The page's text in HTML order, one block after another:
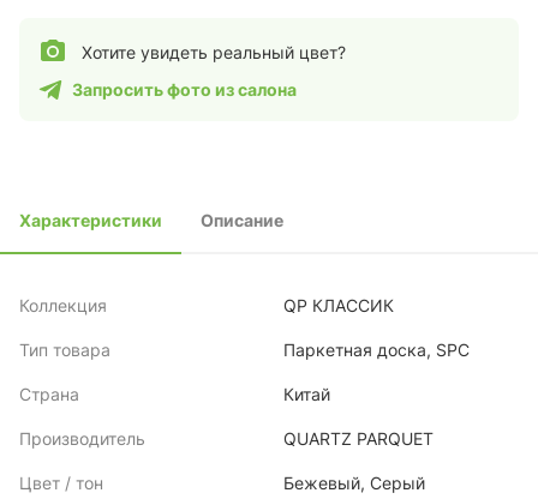
Хотите увидеть реальный цвет?
Запросить фото из салона
Характеристики Описание
Коллекция QP КЛАССИК
Тип товара Паркетная доска, SPC
Страна Китай
Производитель QUARTZ PARQUET
Цвет / тон Бежевый, Серый